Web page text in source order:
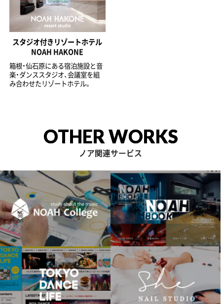
スタジオ付きリゾートホテル
NOAH HAKONE
箱根・仙石原にある宿泊施設と音
楽・ダンススタジオ、会議室を組
み合わせたリゾートホテル。
OTHER WORKS
ノア関連サービス